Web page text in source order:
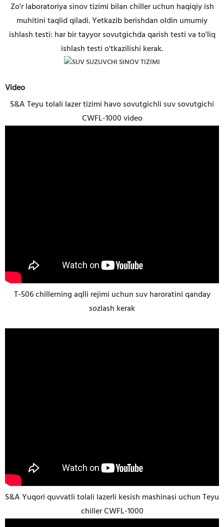
Zo'r laboratoriya sinov tizimi bilan chiller uchun haqiqiy ish
muhitini taqlid qiladi. Yetkazib berishdan oldin umumiy
ishlash testi: har bir tayyor sovutgichda qarish testi va to'liq
ishlash testi o'tkazilishi kerak.
Video
S&A Teyu tolali lazer tizimi havo sovutgichli suv sovutgichi
CWFL-1000 video
T-506 chillerning aqlli rejimi uchun suv haroratini qanday
sozlash kerak
S&A Yuqori quvvatli tolali lazerli kesish mashinasi uchun Teyu
chiller CWFL-1000